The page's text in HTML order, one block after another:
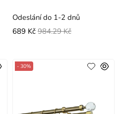
Odeslání do 1-2 dnů
689 Kč 984.29 Kč
- 30%